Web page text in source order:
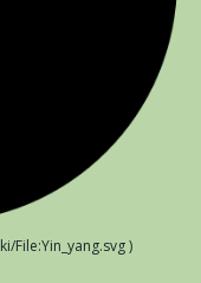
File:Yin_yang.svg )